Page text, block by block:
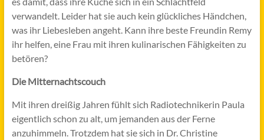
verwandelt. Leider hat sie auch kein glückliches Händchen,
was ihr Liebesleben angeht. Kann ihre beste Freundin Remy
ihr helfen, eine Frau mit ihren kulinarischen Fähigkeiten zu
betören?
Die Mitternachtscouch
Mit ihren dreißig Jahren fühlt sich Radiotechnikerin Paula
eigentlich schon zu alt, um jemanden aus der Ferne
anzuhimmeln. Trotzdem hat sie sich in Dr. Christine